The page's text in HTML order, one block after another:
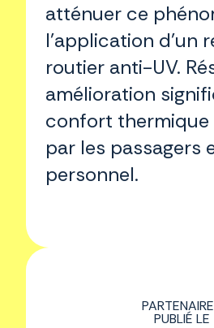
atténuer ce
l’application d’un
routier anti-UV.
amélioration
confort thermique
par les passagers
personnel.
PUBLIÉ LE